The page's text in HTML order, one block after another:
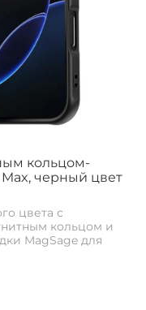
кольцом-
Max, черный цвет
цвета с
кольцом и
MagSage для